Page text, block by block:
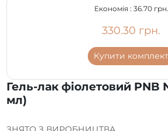
Гель-лак фіолетовий PNB
мл)
Економія : 36.70 грн.
330.30 грн.
Купити комплект